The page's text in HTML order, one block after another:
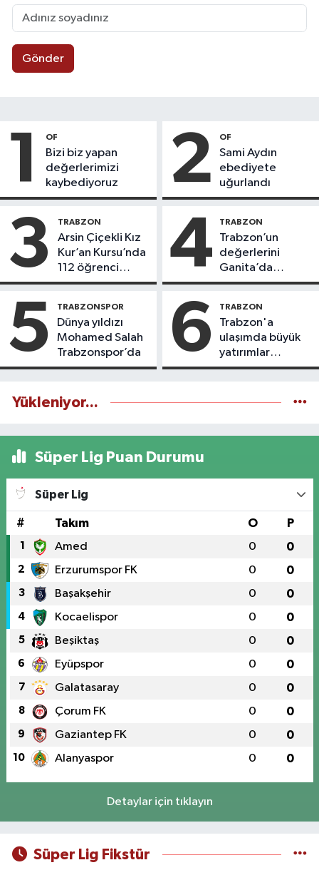
Gönder
1 OF
Bizi biz yapan
değerlerimizi
kaybediyoruz
2 OF
Sami Aydın
ebediyete
uğurlandı
3 TRABZON
Arsin Çiçekli Kız
Kur’an Kursu’nda
112 öğrenci
icazet aldı
4 TRABZON
Trabzon’un
değerlerini
Ganita’da
yaşatıyoruz
5 TRABZONSPOR
Dünya yıldızı
Mohamed Salah
Trabzonspor’da
6 TRABZON
Trabzon'a
ulaşımda büyük
yatırımlar
yapılıyor
Yükleniyor...
Süper Lig Puan Durumu
Süper Lig
# Takım O P
1 Amed 0 0
2 Erzurumspor FK 0 0
3 Başakşehir 0 0
4 Kocaelispor 0 0
5 Beşiktaş 0 0
6 Eyüpspor 0 0
7 Galatasaray 0 0
8 Çorum FK 0 0
9 Gaziantep FK 0 0
10 Alanyaspor 0 0
Detaylar için tıklayın
Süper Lig Fikstür